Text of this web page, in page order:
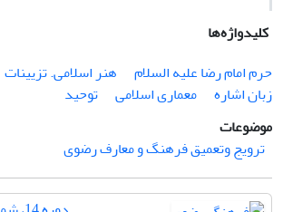
کلیدواژه‌ها
حرم امام رضا علیه السلام
هنر اسلامی. تزیینات
زبان اشاره
معماری اسلامی
توحید
موضوعات
ترویج وتعمیق فرهنگ و معارف رضوی